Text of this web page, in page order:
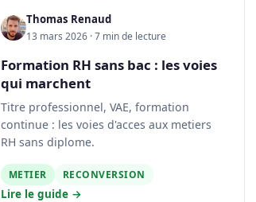
Thomas Renaud
13 mars 2026 · 7 min de lecture
Formation RH sans bac : les voies
qui marchent
Titre professionnel, VAE, formation
continue : les voies d'acces aux metiers
RH sans diplome.
METIER RECONVERSION
Lire le guide →